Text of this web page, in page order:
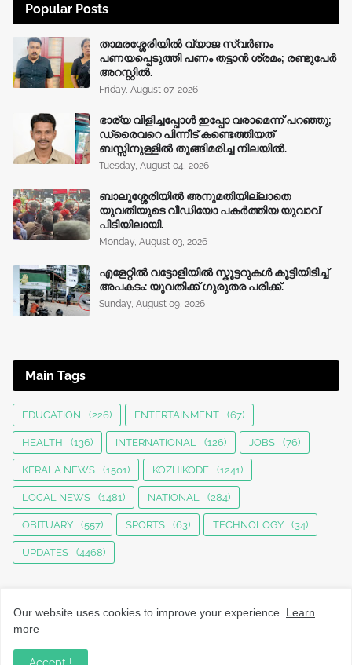
Popular Posts
താമരശ്ശേരിയിൽ വ്യാജ സ്വർണം
പണയപ്പെടുത്തി പണം തട്ടാൻ ശ്രമം; രണ്ടുപേർ
അറസ്റ്റിൽ.
Friday, August 07, 2026
ഭാര്യ വിളിച്ചപ്പോള്‍ ഇപ്പോ വരാമെന്ന് പറഞ്ഞു;
ഡ്രൈവറെ പിന്നീട് കണ്ടെത്തിയത്
ബസ്സിനുള്ളില്‍ തൂങ്ങിമരിച്ച നിലയിൽ.
Tuesday, August 04, 2026
ബാലുശ്ശേരിയിൽ അനുമതിയില്ലാതെ
യുവതിയുടെ വീഡിയോ പകർത്തിയ യുവാവ്
പിടിയിലായി.
Monday, August 03, 2026
എളേറ്റിൽ വട്ടോളിയിൽ സ്കൂട്ടറുകൾ കൂട്ടിയിടിച്ച്
അപകടം: യുവതിക്ക് ഗുരുതര പരിക്ക്.
Sunday, August 09, 2026
Main Tags
EDUCATION (226) ENTERTAINMENT (67)
HEALTH (136) INTERNATIONAL (126) JOBS (76)
KERALA NEWS (1501) KOZHIKODE (1241)
LOCAL NEWS (1481) NATIONAL (284)
OBITUARY (557) SPORTS (63) TECHNOLOGY (34)
UPDATES (4468)
Our website uses cookies to improve your experience. Learn
more